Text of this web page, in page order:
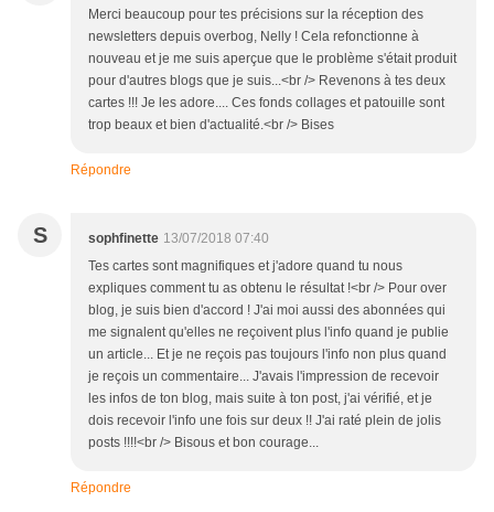
Merci beaucoup pour tes précisions sur la réception des
newsletters depuis overbog, Nelly ! Cela refonctionne à
nouveau et je me suis aperçue que le problème s'était produit
pour d'autres blogs que je suis...<br /> Revenons à tes deux
cartes !!! Je les adore.... Ces fonds collages et patouille sont
trop beaux et bien d'actualité.<br /> Bises
Répondre
S sophfinette 13/07/2018 07:40
Tes cartes sont magnifiques et j'adore quand tu nous
expliques comment tu as obtenu le résultat !<br /> Pour over
blog, je suis bien d'accord ! J'ai moi aussi des abonnées qui
me signalent qu'elles ne reçoivent plus l'info quand je publie
un article... Et je ne reçois pas toujours l'info non plus quand
je reçois un commentaire... J'avais l'impression de recevoir
les infos de ton blog, mais suite à ton post, j'ai vérifié, et je
dois recevoir l'info une fois sur deux !! J'ai raté plein de jolis
posts !!!!<br /> Bisous et bon courage...
Répondre